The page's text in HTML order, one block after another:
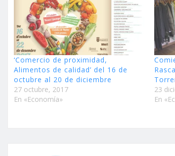
‘Comercio de proximidad,
Alimentos de calidad’ del 16 de
octubre al 20 de diciembre
27 octubre, 2017
En «Economía»
23
En